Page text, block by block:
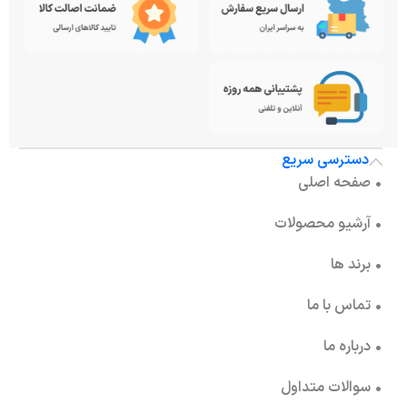
دسترسی سریع
• صفحه اصلی
• آرشیو محصولات
• برند ها
• تماس با ما
• درباره ما
• سوالات متداول